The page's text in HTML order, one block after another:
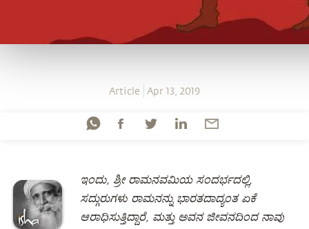
Article Apr 13, 2019
ಇಂದು, ಶ್ರೀ ರಾಮನವಮಿಯ ಸಂದರ್ಭದಲ್ಲಿ,
ಸದ್ಗುರುಗಳು ರಾಮನನ್ನು ಭಾರತದಾದ್ಯಂತ ಏಕೆ
ಆರಾಧಿಸುತ್ತಿದ್ದಾರೆ, ಮತ್ತು ಅವನ ಜೀವನದಿಂದ ನಾವು